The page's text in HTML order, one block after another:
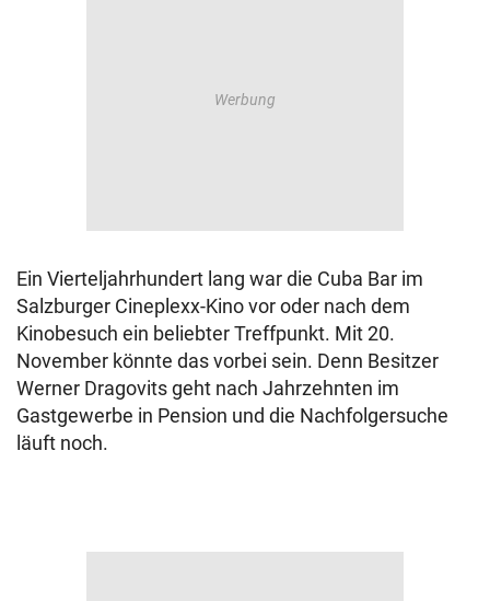
Ein Vierteljahrhundert lang war die Cuba Bar im
Salzburger Cineplexx-Kino vor oder nach dem
Kinobesuch ein beliebter Treffpunkt. Mit 20.
November könnte das vorbei sein. Denn Besitzer
Werner Dragovits geht nach Jahrzehnten im
Gastgewerbe in Pension und die Nachfolgersuche
läuft noch.